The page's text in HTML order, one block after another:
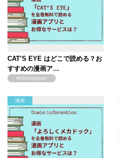
CAT’S EYE はどこで読める？お
すすめの漫画ア…
#ebookjapan
漫画